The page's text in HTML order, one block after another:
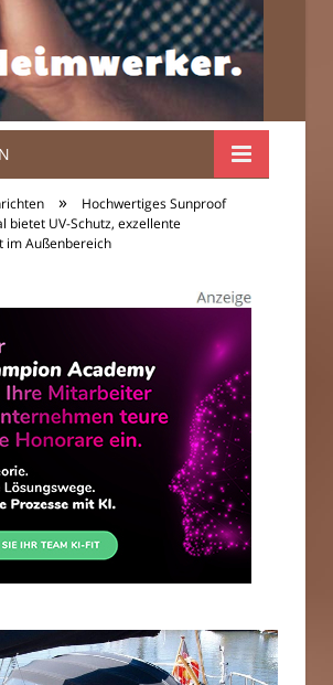
Der
»
Hochwertiges Sunproof
bietet UV-Schutz, exzellente
im Außenbereich